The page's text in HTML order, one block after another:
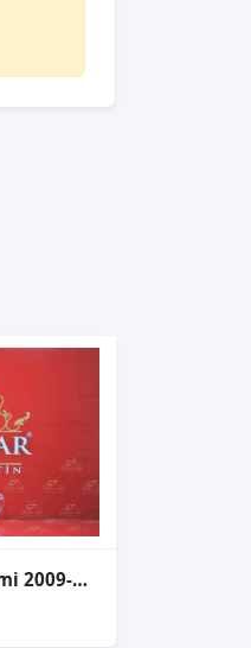
Volvo S80 Sol Far Cami 2009-2012